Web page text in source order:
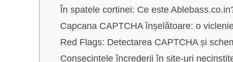
În spatele cortinei: Ce este
Capcana CAPTCHA înșelătoare: o
Red Flags: Detectarea CAPTCHA și
Consecințele încrederii în site-uri